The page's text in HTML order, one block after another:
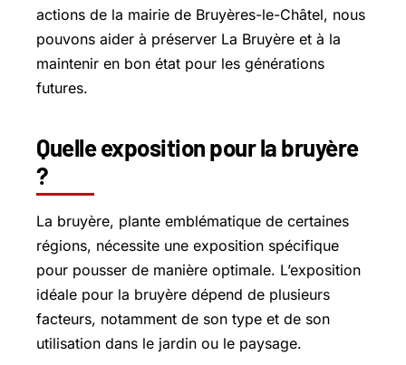
actions de la mairie de Bruyères-le-Châtel, nous
pouvons aider à préserver La Bruyère et à la
maintenir en bon état pour les générations
futures.
Quelle exposition pour la bruyère
?
La bruyère, plante emblématique de certaines
régions, nécessite une exposition spécifique
pour pousser de manière optimale. L’exposition
idéale pour la bruyère dépend de plusieurs
facteurs, notamment de son type et de son
utilisation dans le jardin ou le paysage.